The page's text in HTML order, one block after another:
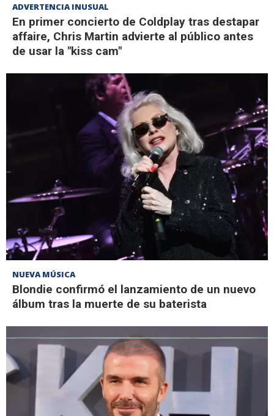
ADVERTENCIA INUSUAL
En primer concierto de Coldplay tras destapar
affaire, Chris Martin advierte al público antes
de usar la "kiss cam"
NUEVA MÚSICA
Blondie confirmó el lanzamiento de un nuevo
álbum tras la muerte de su baterista